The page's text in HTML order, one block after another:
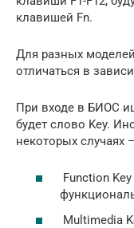
клавишей Fn.
Для разных
отличаться в
При входе в БИОС
будет слово Key.
некоторых случаях
Function
Multimedia